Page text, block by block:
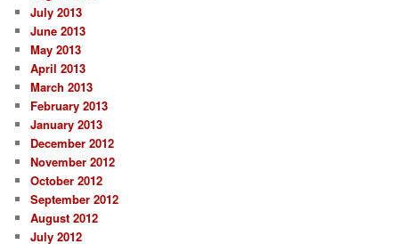
July 2013
June 2013
May 2013
April 2013
March 2013
February 2013
January 2013
December 2012
November 2012
October 2012
September 2012
August 2012
July 2012